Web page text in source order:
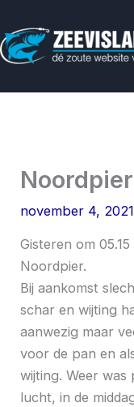
naar
de
Noordpier
november 4, 2021
Gisteren om
Noordpier.
Bij aankomst
schar en wijting
aanwezig maar
voor de pan en
wijting. Weer
lucht, in de